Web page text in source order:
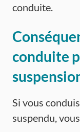
conduite.
conduite
Si vous
suspendu,